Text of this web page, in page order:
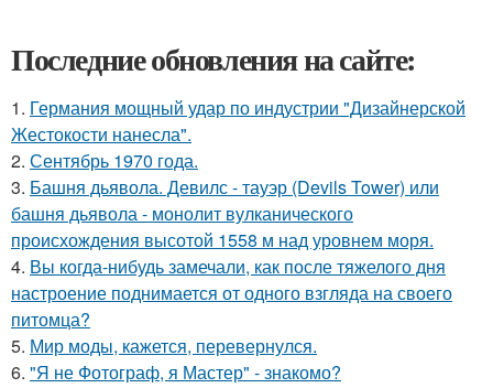
Последние обновления на сайте:
1. Германия мощный удар по индустрии "Дизайнерской
Жестокости нанесла".
2. Сентябрь 1970 года.
3. Башня дьявола. Девилс - тауэр (Devils Tower) или
башня дьявола - монолит вулканического
происхождения высотой 1558 м над уровнем моря.
4. Вы когда-нибудь замечали, как после тяжелого дня
настроение поднимается от одного взгляда на своего
питомца?
5. Мир моды, кажется, перевернулся.
6. "Я не Фотограф, я Мастер" - знакомо?